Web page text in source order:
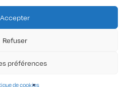
Accepter
Refuser
préférences
de cookies